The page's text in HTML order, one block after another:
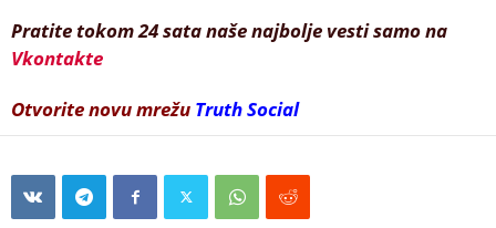
Pratite tokom 24 sata naše najbolje vesti samo na
Vkontakte
Otvorite novu mrežu Truth Social